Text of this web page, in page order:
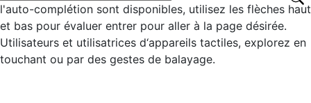
:l'auto-complétion sont disponibles, utilisez les flèches haut
et bas pour évaluer entrer pour aller à la page désirée.
Utilisateurs et utilisatrices d‘appareils tactiles, explorez en
touchant ou par des gestes de balayage.